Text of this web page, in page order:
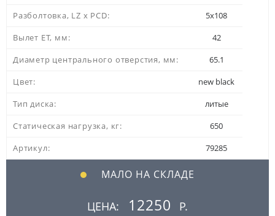
Разболтовка, LZ x PCD:
5x108
Вылет ЕТ, мм:
42
Диаметр центрального отверстия, мм:
65.1
Цвет:
new black
Тип диска:
литые
Статическая нагрузка, кг:
650
Артикул:
79285
МАЛО НА СКЛАДЕ
ЦЕНА: 12250
Р.